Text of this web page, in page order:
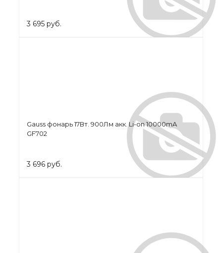
3 695 руб.
Gauss фонарь 17Вт. 900Лм акк. Li-on 10000mA
GF702
3 696 руб.